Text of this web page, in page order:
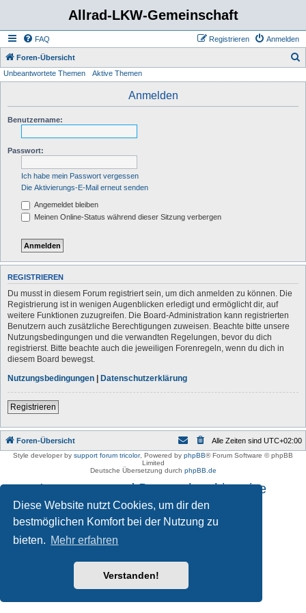
Diese Website nutzt Cookies, um dir den
bestmöglichen Komfort bei der Nutzung zu
bieten. Mehr erfahren
Verstanden!
Allrad-LKW-Gemeinschaft
FAQ Anmelden
Registrieren
Foren-Übersicht
Unbeantwortete Themen Aktive Themen
Anmelden
Benutzername:
Passwort:
Ich habe mein Passwort vergessen
Die Aktivierungs-E-Mail erneut senden
Angemeldet bleiben
Meinen Online-Status während dieser Sitzung verbergen
REGISTRIEREN
Du musst in diesem Forum registriert sein, um dich anmelden zu können. Die
Registrierung ist in wenigen Augenblicken erledigt und ermöglicht dir, auf
weitere Funktionen zuzugreifen. Die Board-Administration kann registrierten
Benutzern auch zusätzliche Berechtigungen zuweisen. Beachte bitte unsere
Nutzungsbedingungen und die verwandten Regelungen, bevor du dich
registrierst. Bitte beachte auch die jeweiligen Forenregeln, wenn du dich in
diesem Board bewegst.
Nutzungsbedingungen | Datenschutzerklärung
Registrieren
Foren-Übersicht Alle Zeiten sind UTC+02:00
Style developer by support forum tricolor, Powered by phpBB® Forum Software © phpBB
Limited
Deutsche Übersetzung durch phpBB.de
Impressum und Datenschutzhinweise